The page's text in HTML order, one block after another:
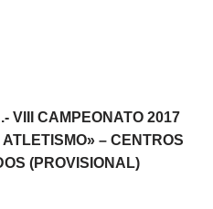
VIII CAMPEONATO 2017
– CENTROS
(PROVISIONAL)